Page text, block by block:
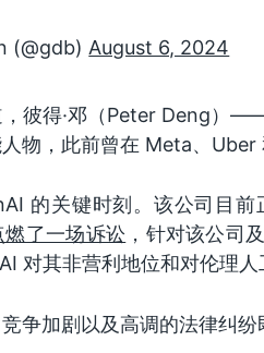
(@gdb) August 6, 2024
，彼得·邓（Peter Deng）
人物，此前曾在 Meta、
的关键时刻。该公司目
燃了一场诉讼 ，针对该公司
对其非营利地位和对伦理人
争加剧以及高调的法律纠